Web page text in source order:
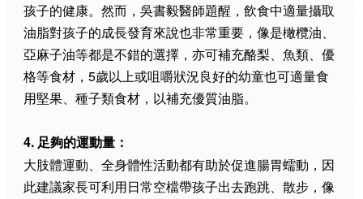
孩子的健康。然而，吳書毅醫師題醒，飲食中適量攝取
油脂對孩子的成長發育來說也非常重要，像是橄欖油、
亞麻子油等都是不錯的選擇，亦可補充酪梨、魚類、優
格等食材，5歲以上或咀嚼狀況良好的幼童也可適量食
用堅果、種子類食材，以補充優質油脂。
4. 足夠的運動量：
大肢體運動、全身體性活動都有助於促進腸胃蠕動，因
此建議家長可利用日常空檔帶孩子出去跑跳、散步，像